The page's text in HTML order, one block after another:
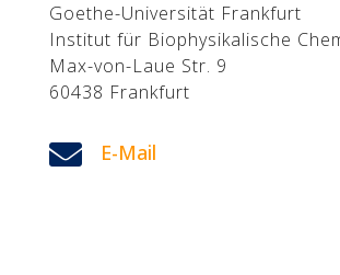
Goethe-Universität Frankfurt
Institut für Biophysikalische
Max-von-Laue Str. 9
60438 Frankfurt
 E-Mail